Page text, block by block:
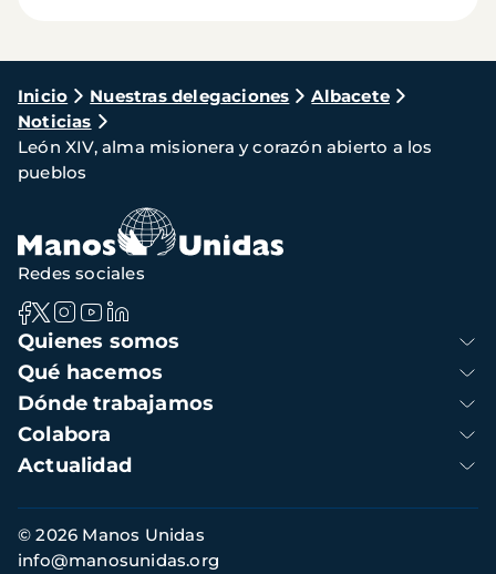
Ruta
de
navegación
Inicio Nuestras delegaciones
Albacete
Noticias
León XIV, alma misionera y corazón abierto a los
pueblos
Navegación
principal
Quienes somos
Qué hacemos
Dónde trabajamos
Colabora
Actualidad
Redes sociales
Información
de
© 2026 Manos Unidas
info@manosunidas.org